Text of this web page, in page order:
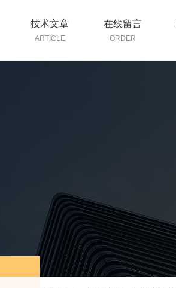
技术文章
ARTICLE
在线留言
ORDER